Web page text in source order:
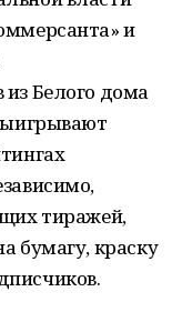
и
Белого дома
тиражей,
бумагу, краску